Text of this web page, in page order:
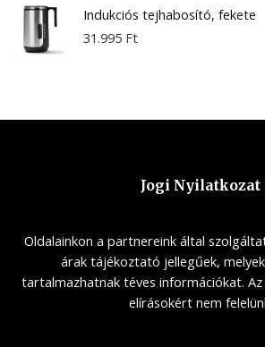
Indukciós tejhabosító, fekete
31.995 Ft
Jogi Nyilatkozat
Oldalainkon a partnereink által
árak tájékoztató jellegűek,
tartalmazhatnak téves információkat.
elírásokért nem